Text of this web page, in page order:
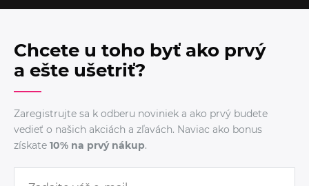
Chcete u toho byť ako prvý
a ešte ušetriť?
Zaregistrujte sa k odberu noviniek a ako prvý budete
vedieť o našich akciách a zľavách. Naviac ako bonus
získate 10% na prvý nákup.